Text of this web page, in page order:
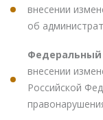
внесении
об
Федеральный
внесении
Российской